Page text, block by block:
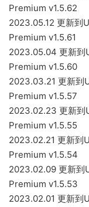
Premium v1.5.62
2023.05.12 更新
Premium v1.5.61
2023.05.04 更新
Premium v1.5.60
2023.03.21 更新
Premium v1.5.57
2023.02.23 更新
Premium v1.5.55
2023.02.21 更新
Premium v1.5.54
2023.02.09 更新
Premium v1.5.53
2023.02.01 更新